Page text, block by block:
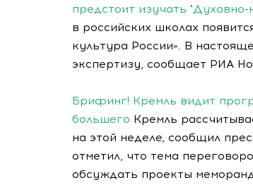
предстоит изучать
в российских школах
культура России». В
экспертизу, сообщает РИА
Брифинг! Кремль видит
большего Кремль
на этой неделе, сообщил
отметил, что тема
обсуждать проекты